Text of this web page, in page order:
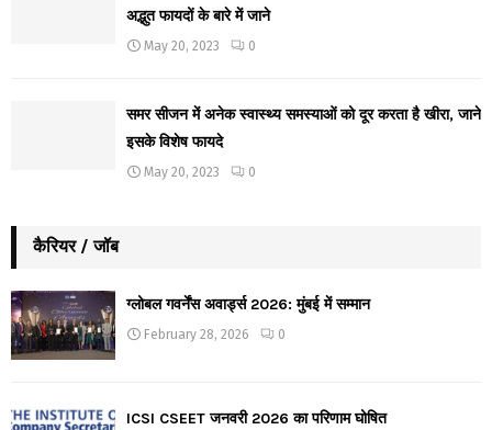
अद्भुत फायदों के बारे में जाने
May 20, 2023 0
समर सीजन में अनेक स्वास्थ्य समस्याओं को दूर करता है खीरा, जाने
इसके विशेष फायदे
May 20, 2023 0
कैरियर / जॉब
ग्लोबल गवर्नेंस अवार्ड्स 2026: मुंबई में सम्मान
February 28, 2026 0
ICSI CSEET जनवरी 2026 का परिणाम घोषित